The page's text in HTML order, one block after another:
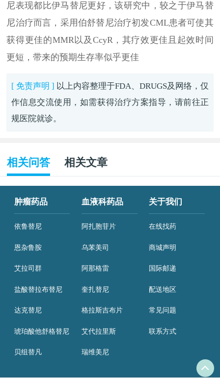
尼表现都比伊马替尼更好，该研究中，较之于伊马替
尼治疗而言，采用伯舒替尼治疗初发CML患者可使其
获得更佳的MMR以及CcyR，其疗效更佳且起效时间
更短，带来的预期生存率似乎更佳
[ 免责声明 ] 以上内容整理于FDA、DRUGS及网络，仅
作信息交流使用，如需获得治疗方案指导，请前往正
规医院就诊。
相关问答 相关文章
肿瘤药品
依鲁替尼
恩杂鲁胺
艾拉司群
盐酸替拉布替尼
达克替尼
琥珀酸他舒格替尼
贝组替凡
血液科药品
阿扎胞苷片
乌苯美司
阿那格雷
奎扎替尼
格拉斯吉布片
艾代拉里斯
瑞维美尼
关于我们
在线找药
商城声明
国际邮递
配送地区
常见问题
联系方式